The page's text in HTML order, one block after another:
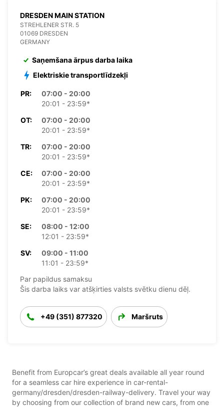
DRESDEN MAIN STATION
STREHLENER STR. 5
01069 DRESDEN
GERMANY
Saņemšana ārpus darba laika
Elektriskie transportlīdzekļi
PR:
07:00 - 20:00
20:01 - 23:59*
OT:
07:00 - 20:00
20:01 - 23:59*
TR:
07:00 - 20:00
20:01 - 23:59*
CE:
07:00 - 20:00
20:01 - 23:59*
PK:
07:00 - 20:00
20:01 - 23:59*
SE:
08:00 - 12:00
12:01 - 23:59*
SV:
09:00 - 11:00
11:01 - 23:59*
Par papildus samaksu
Šis darba laiks var atšķirties valsts svētku dienu dēļ.
+49 (351) 877320 Maršruts
Benefit from Europcar’s great deals available all year round
for a seamless car hire experience in car-rental-
germany/dresden/dresden-railway-delivery. Travel your way
by choosing from our collection of brand new cars, from one